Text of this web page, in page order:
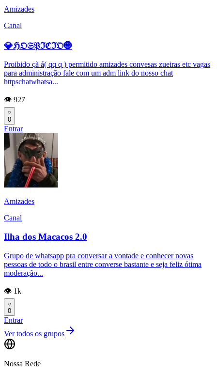
Amizades
Canal
💎ℌ𝔒𝔖𝔓ℑℭℑ𝔒🧿
Proibido çã á( qq q ) permitido amizades convesas zueiras etc vagas
para administração fale com um adm link do nosso chat
httpschatwhatsa...
👁️ 927
0
Entrar
Amizades
Canal
Ilha dos Macacos 2.0
Grupo de whatsapp pra conversar a vontade e conhecer novas
pessoas de todo o brasil entre converse bastante e seja feliz ótima
moderação...
👁️ 1k
0
Entrar
Ver todos os grupos
Nossa Rede